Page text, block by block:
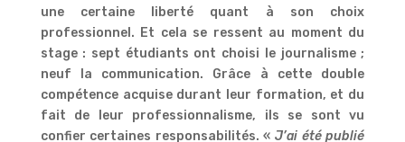
une certaine liberté quant à son choix
professionnel. Et cela se ressent au moment du
stage : sept étudiants ont choisi le journalisme ;
neuf la communication. Grâce à cette double
compétence acquise durant leur formation, et du
fait de leur professionnalisme, ils se sont vu
confier certaines responsabilités. «J’ai été publié